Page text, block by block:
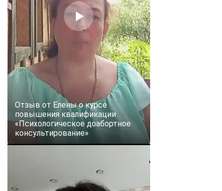
Отзыв от Елены о курсе
повышения квалификации
«Психологическое доабортное
консультирование»